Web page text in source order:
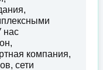
нас
компания,
сети